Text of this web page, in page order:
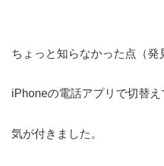
ちょっと知らなかった点（発
iPhoneの電話アプリで切替
気が付きました。